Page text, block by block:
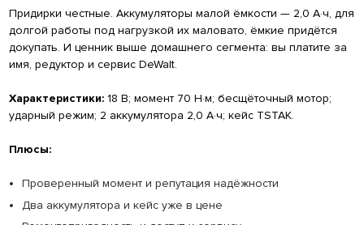
Придирки честные. Аккумуляторы малой ёмкости — 2,0 А·ч, для
долгой работы под нагрузкой их маловато, ёмкие придётся
докупать. И ценник выше домашнего сегмента: вы платите за
имя, редуктор и сервис DeWalt.
Характеристики:18 В; момент 70 Н·м; бесщёточный мотор;
ударный режим; 2 аккумулятора 2,0 А·ч; кейс TSTAK.
Плюсы:
Проверенный момент и репутация надёжности
Два аккумулятора и кейс уже в цене